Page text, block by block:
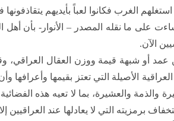
الغرب فكانوا لعباً بأيديهم يتقاذفونها
على ما نقله المصدر – الأنوار-
الآن.
أو شبهة قيمة ووزن العقال العراقي،
الأصيلة التي تعتز بقيمها
والذمة والعشيرة، بما لا تعيه هذه
برمزيته التي لا يعادلها عند العراقيين